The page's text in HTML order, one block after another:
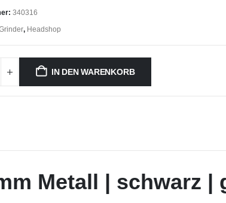
340316
, Headshop
IN DEN WARENKORB
Metall | schwarz |